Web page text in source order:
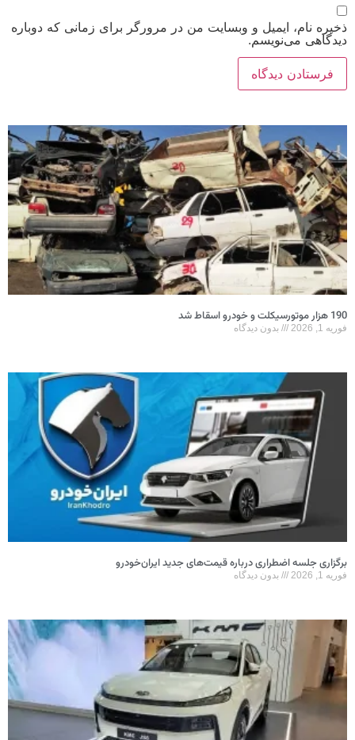
ذخیره نام، ایمیل و وبسایت من در مرورگر برای زمانی که دوباره
دیدگاهی می‌نویسم.
190 هزار موتورسیکلت و خودرو اسقاط شد
فوریه 1, 2026 بدون دیدگاه
برگزاری جلسه اضطراری درباره قیمت‌های جدید ایران‌خودرو
فوریه 1, 2026 بدون دیدگاه